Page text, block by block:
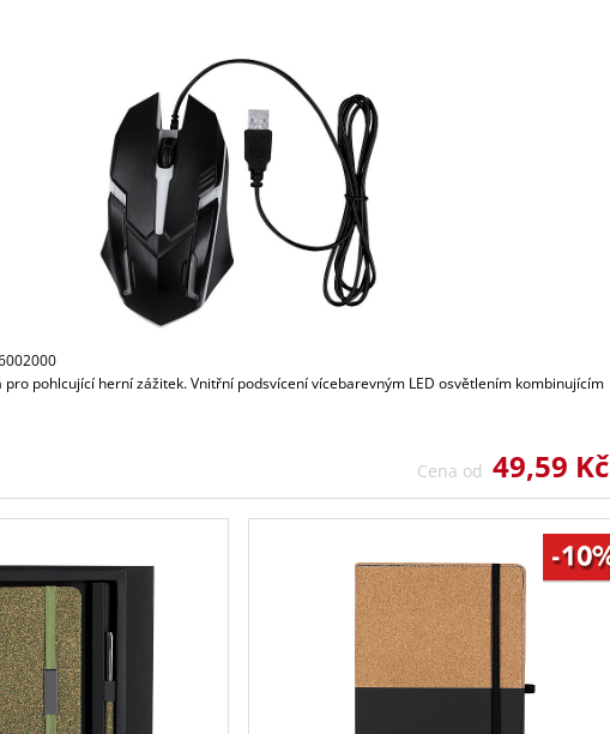
pro pohlcující herní zážitek. Vnitřní podsvícení vícebarevným LED osvětlením kombinujícím
Cena od 49,59 Kč